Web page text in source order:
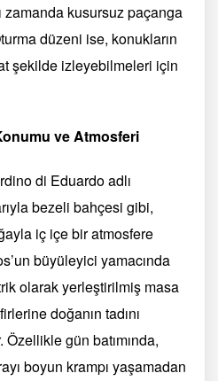
zamanda kusursuz paçanga
düzeni ise, konukların
şekilde izleyebilmeleri için
ve Atmosferi
di Eduardo adlı
bezeli bahçesi gibi,
iç içe bir atmosfere
büyüleyici yamacında
olarak yerleştirilmiş masa
doğanın tadını
Özellikle gün batımında,
boyun krampı yaşamadan